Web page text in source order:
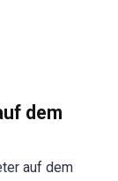
dem
auf dem